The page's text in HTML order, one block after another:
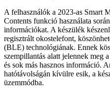
A felhasználók a 2023-as Smart
Contents funkció használata
információkat. A készülék
regisztrált okostelefont,
(BLE) technológiának. Ennek
szempillantás alatt jelennek meg
és sok más hasznos információ.
hatótávolságán kívülre esik, a
üzemmódba.